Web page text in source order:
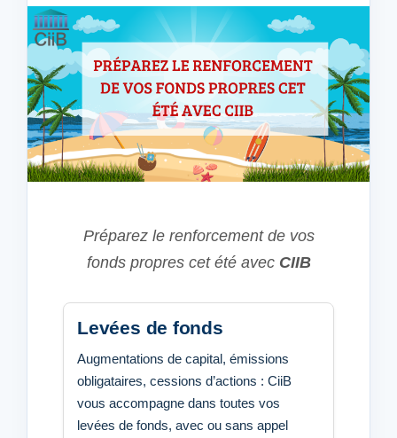
Préparez le renforcement de vos
fonds propres cet été avec CIIB
Levées de fonds
Augmentations de capital, émissions
obligataires, cessions d’actions : CiiB
vous accompagne dans toutes vos
levées de fonds, avec ou sans appel